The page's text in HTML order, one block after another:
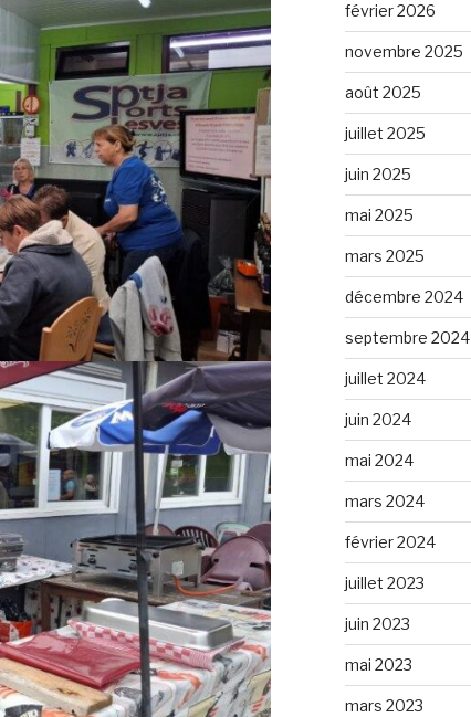
février 2026
novembre 2025
août 2025
juillet 2025
juin 2025
mai 2025
mars 2025
décembre 2024
septembre 2024
juillet 2024
juin 2024
mai 2024
mars 2024
février 2024
juillet 2023
juin 2023
mai 2023
mars 2023